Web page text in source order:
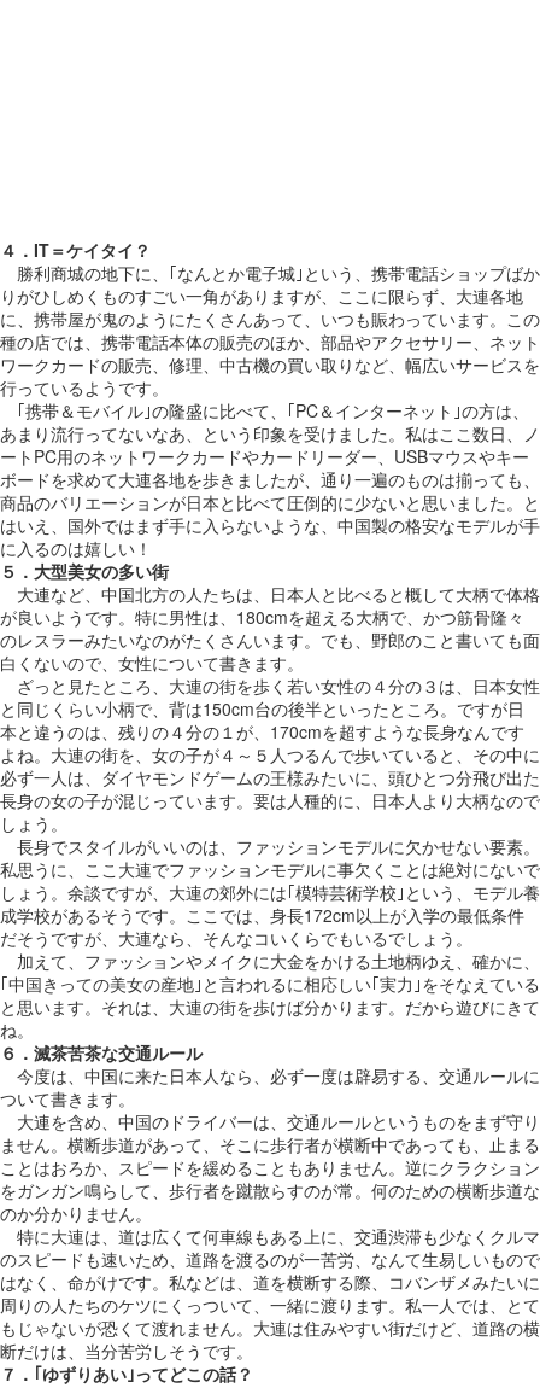
４．IT＝ケイタイ？
勝利商城の地下に、｢なんとか電子城｣という、携帯電話ショップばか
りがひしめくものすごい一角がありますが、ここに限らず、大連各地
に、携帯屋が鬼のようにたくさんあって、いつも賑わっています。この
種の店では、携帯電話本体の販売のほか、部品やアクセサリー、ネット
ワークカードの販売、修理、中古機の買い取りなど、幅広いサービスを
行っているようです。
｢携帯＆モバイル｣の隆盛に比べて、｢PC＆インターネット｣の方は、
あまり流行ってないなあ、という印象を受けました。私はここ数日、ノ
ートPC用のネットワークカードやカードリーダー、USBマウスやキー
ボードを求めて大連各地を歩きましたが、通り一遍のものは揃っても、
商品のバリエーションが日本と比べて圧倒的に少ないと思いました。と
はいえ、国外ではまず手に入らないような、中国製の格安なモデルが手
に入るのは嬉しい！
５．大型美女の多い街
大連など、中国北方の人たちは、日本人と比べると概して大柄で体格
が良いようです。特に男性は、180cmを超える大柄で、かつ筋骨隆々
のレスラーみたいなのがたくさんいます。でも、野郎のこと書いても面
白くないので、女性について書きます。
ざっと見たところ、大連の街を歩く若い女性の４分の３は、日本女性
と同じくらい小柄で、背は150cm台の後半といったところ。ですが日
本と違うのは、残りの４分の１が、170cmを超すような長身なんです
よね。大連の街を、女の子が４～５人つるんで歩いていると、その中に
必ず一人は、ダイヤモンドゲームの王様みたいに、頭ひとつ分飛び出た
長身の女の子が混じっています。要は人種的に、日本人より大柄なので
しょう。
長身でスタイルがいいのは、ファッションモデルに欠かせない要素。
私思うに、ここ大連でファッションモデルに事欠くことは絶対にないで
しょう。余談ですが、大連の郊外には｢模特芸術学校｣という、モデル養
成学校があるそうです。ここでは、身長172cm以上が入学の最低条件
だそうですが、大連なら、そんなコいくらでもいるでしょう。
加えて、ファッションやメイクに大金をかける土地柄ゆえ、確かに、
｢中国きっての美女の産地｣と言われるに相応しい｢実力｣をそなえている
と思います。それは、大連の街を歩けば分かります。だから遊びにきて
ね。
６．滅茶苦茶な交通ルール
今度は、中国に来た日本人なら、必ず一度は辟易する、交通ルールに
ついて書きます。
大連を含め、中国のドライバーは、交通ルールというものをまず守り
ません。横断歩道があって、そこに歩行者が横断中であっても、止まる
ことはおろか、スピードを緩めることもありません。逆にクラクション
をガンガン鳴らして、歩行者を蹴散らすのが常。何のための横断歩道な
のか分かりません。
特に大連は、道は広くて何車線もある上に、交通渋滞も少なくクルマ
のスピードも速いため、道路を渡るのが一苦労、なんて生易しいもので
はなく、命がけです。私などは、道を横断する際、コバンザメみたいに
周りの人たちのケツにくっついて、一緒に渡ります。私一人では、とて
もじゃないが恐くて渡れません。大連は住みやすい街だけど、道路の横
断だけは、当分苦労しそうです。
７．｢ゆずりあい｣ってどこの話？